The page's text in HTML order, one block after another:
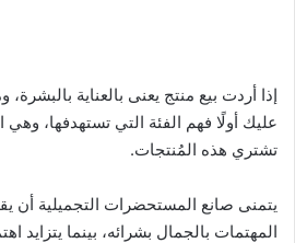
إذا أردت بيع منتج يعنى بالعناية بالبشرة،
عليك أولًا فهم الفئة التي تستهدفها،
تشتري هذه المُنتجات.
يتمنى صانع المستحضرات التجميلية أن
المهتمات بالجمال بشرائه، بينما يتزايد